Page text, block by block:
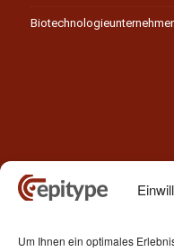
Um Ihnen ein optimales
Kontakt
Epitype GmbH